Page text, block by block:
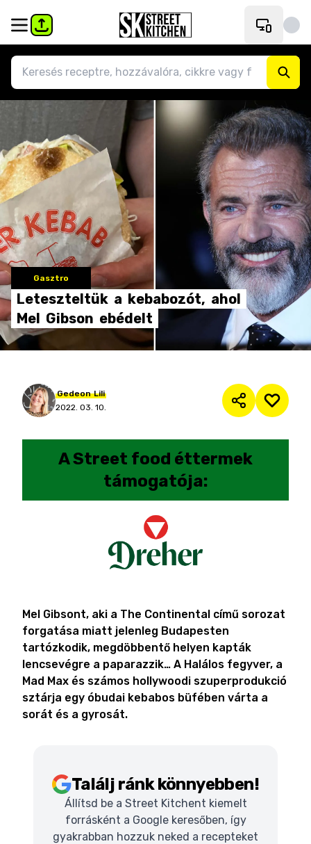
Gasztro
Leteszteltük a kebabozót, ahol
Mel Gibson ebédelt
Gedeon Lili
2022. 03. 10.
AStreet food éttermek
támogatója:
Mel Gibsont, aki a The Continental című sorozat
forgatása miatt jelenleg Budapesten
tartózkodik, megdöbbentő helyen kapták
lencsevégre a paparazzik… A Halálos fegyver, a
Mad Max és számos hollywoodi szuperprodukció
sztárja egy óbudai kebabos büfében várta a
sorát és a gyrosát.
Találj ránk könnyebben!
Állítsd be a Street Kitchent kiemelt
forrásként a Google keresőben, így
gyakrabban hozzuk neked a recepteket